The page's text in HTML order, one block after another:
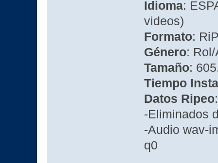
Idioma:
videos)
Formato:
Género: Rol/
Tamaño:
Tiempo
Datos Ripeo:
-Eliminados
-Audio wav-
q0